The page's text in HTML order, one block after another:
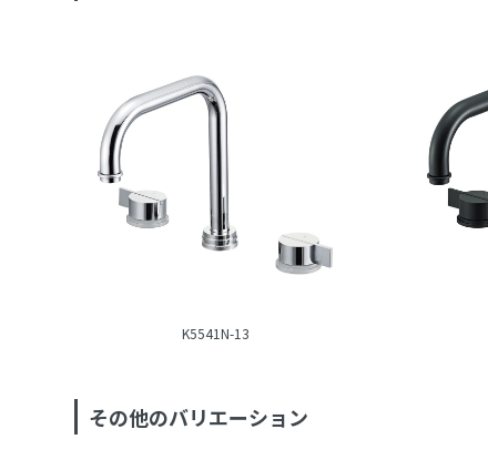
K5541N-13
その他のバリエーション